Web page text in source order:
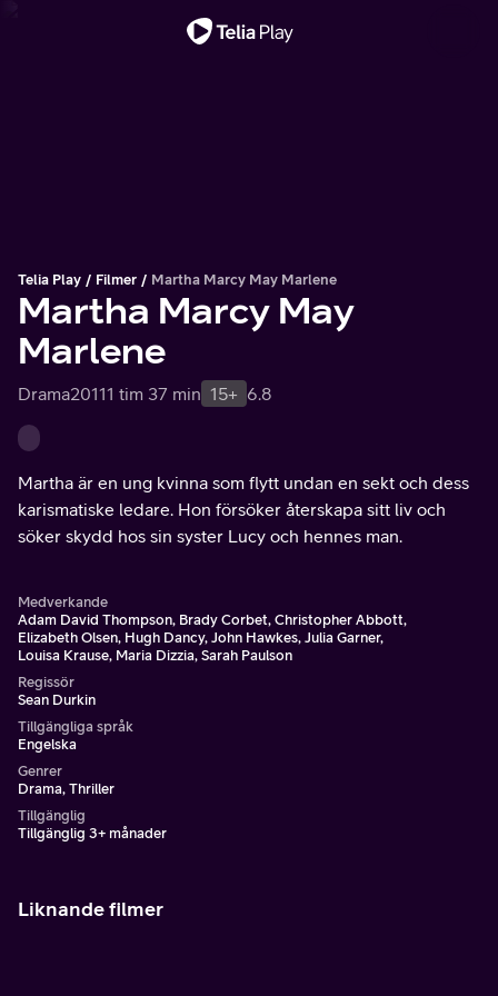
Telia Play Filmer Martha Marcy May Marlene
Martha Marcy May
Marlene
Drama20111 tim 37 min 15+ 6.8
Martha är en ung kvinna som flytt undan en sekt och dess
karismatiske ledare. Hon försöker återskapa sitt liv och
söker skydd hos sin syster Lucy och hennes man.
Medverkande
Adam David Thompson, Brady Corbet, Christopher Abbott,
Elizabeth Olsen, Hugh Dancy, John Hawkes, Julia Garner,
Louisa Krause, Maria Dizzia, Sarah Paulson
Regissör
Sean Durkin
Tillgängliga språk
Engelska
Genrer
Drama, Thriller
Tillgänglig
Tillgänglig 3+ månader
Liknande filmer